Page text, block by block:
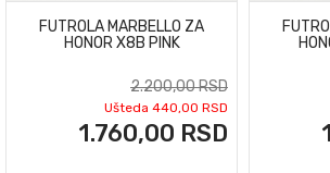
FUTROLA MARBELLO ZA
HONOR X8B PINK
2.200,00 RSD
Ušteda 440,00 RSD
1.760,00 RSD